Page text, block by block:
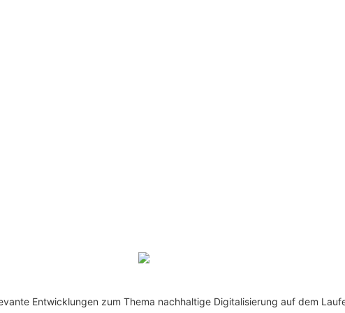
Entwicklungen zum Thema nachhaltige Digitalisierung auf dem